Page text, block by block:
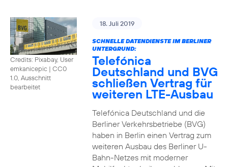
Credits: Pixabay, User
emkanicepic | CC0
1.0, Ausschnitt
bearbeitet
18. Juli 2019
SCHNELLE DATENDIENSTE IM BERLINER
UNTERGRUND:
Telefónica
Deutschland und BVG
schließen Vertrag für
weiteren LTE-Ausbau
Telefónica Deutschland und die
Berliner Verkehrsbetriebe (BVG)
haben in Berlin einen Vertrag zum
weiteren Ausbau des Berliner U-
Bahn-Netzes mit moderner